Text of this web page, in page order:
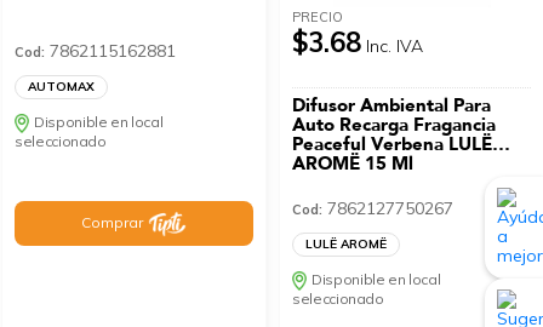
Cod: 7862115162881
AUTOMAX
Disponible en local
seleccionado
Comprar
PRECIO
$3.68 Inc. IVA
Difusor Ambiental Para
Auto Recarga Fragancia
Peaceful Verbena LULË
AROMË 15 Ml
Cod: 7862127750267
LULË AROMË
Disponible en local
seleccionado